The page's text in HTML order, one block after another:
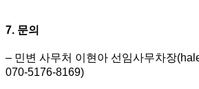
7. 문의
– 민변 사무처 이현아 선임사무차장
070-5176-8169)